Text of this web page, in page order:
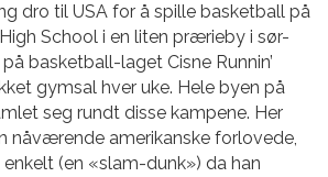
dro til USA for å spille basketball på
School i en liten prærieby i sør-
basketball-laget Cisne Runnin’
gymsal hver uke. Hele byen på
seg rundt disse kampene. Her
nåværende amerikanske forlovede,
(en «slam-dunk») da han